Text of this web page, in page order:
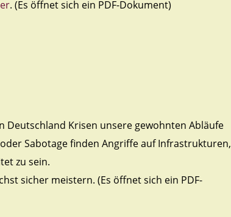
. (Es öffnet sich ein PDF-Dokument)
Deutschland Krisen unsere gewohnten Abläufe
Sabotage finden Angriffe auf Infrastrukturen,
zu sein.
sicher meistern. (Es öffnet sich ein PDF-